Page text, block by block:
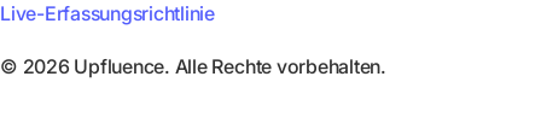
Live-Erfassungsrichtlinie
© 2026 Upfluence. Alle Rechte vorbehalten.